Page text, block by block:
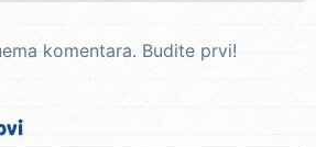
komentara. Budite prvi!